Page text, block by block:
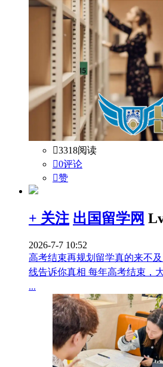
3318阅读
0评论
赞
+ 关注 出国留学网
2026-7-7 10:52
高考结束再规划留学真的来不
线告诉你真相 每年高考结束，
...